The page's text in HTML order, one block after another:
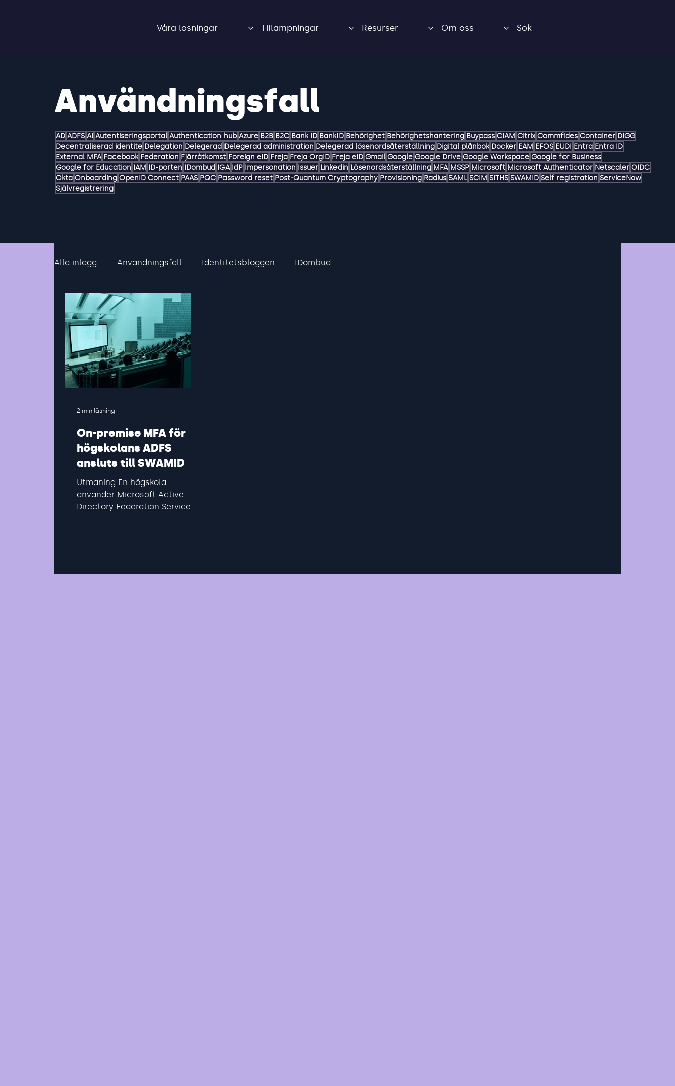
Våra lösningar Tillämpningar Resurser Om oss Sök
Användningsfall
AD ADFS AI Autentiseringsportal Authentication hub Azure B2B B2C Bank ID BankID Behörighet Behörighetshantering Buypass CIAM Citrix Commfides Container DIGG
Decentraliserad identite Delegation Delegerad Delegerad administration Delegerad lösenordsåterställning Digital plånbok Docker EAM EFOS EUDI Entra Entra ID
External MFA Facebook Federation Fjärråtkomst Foreign eID Freja Freja OrgID Freja eID Gmail Google Google Drive Google Workspace Google for Business
Google for Education IAM ID-porten IDombud IGA IdP Impersonation Issuer Linkedin Lösenordsåterställning MFA MSSP Microsoft Microsoft Authenticator Netscaler OIDC
Okta Onboarding OpenID Connect PAAS PQC Password reset Post-Quantum Cryptography Provisioning Radius SAML SCIM SITHS SWAMID Self registration ServiceNow
Självregistrering
Alla inlägg Användningsfall Identitetsbloggen IDombud
On-premise MFA för
högskolans ADFS
ansluts till SWAMID
Utmaning En högskola
använder Microsoft Active
Directory Federation Services
2 min läsning